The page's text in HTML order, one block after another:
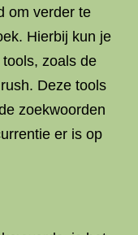
om verder te
Hierbij kun je
zoals de
Deze tools
zoekwoorden
er is op